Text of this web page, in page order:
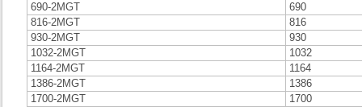
690-2MGT
690
816-2MGT
816
930-2MGT
930
1032-2MGT
1032
1164-2MGT
1164
1386-2MGT
1386
1700-2MGT
1700